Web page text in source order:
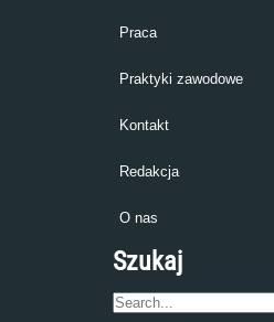
Praca
Praktyki zawodowe
Kontakt
Redakcja
O nas
Szukaj